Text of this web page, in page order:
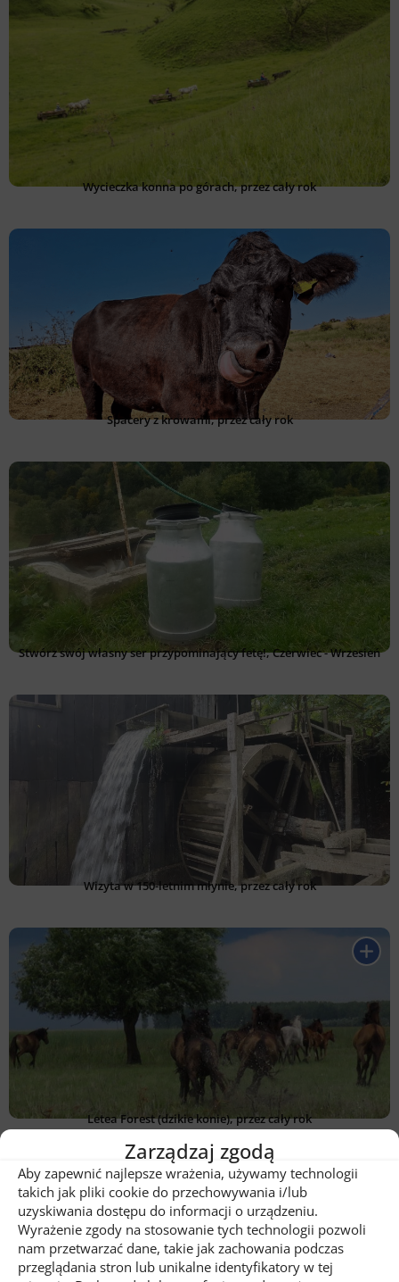
Zarządzaj zgodą
Aby zapewnić najlepsze wrażenia, używamy technologii
takich jak pliki cookie do przechowywania i/lub
uzyskiwania dostępu do informacji o urządzeniu.
Wyrażenie zgody na stosowanie tych technologii pozwoli
nam przetwarzać dane, takie jak zachowania podczas
przeglądania stron lub unikalne identyfikatory w tej
Wycieczka konna po górach, przez cały rok
Spacery z krowami, przez cały rok
Stwórz swój własny ser przypominający fetę!, Czerwiec - Wrzesień
Wizyta w 150-letnim młynie, przez cały rok
Letea Forest (dzikie konie), przez cały rok